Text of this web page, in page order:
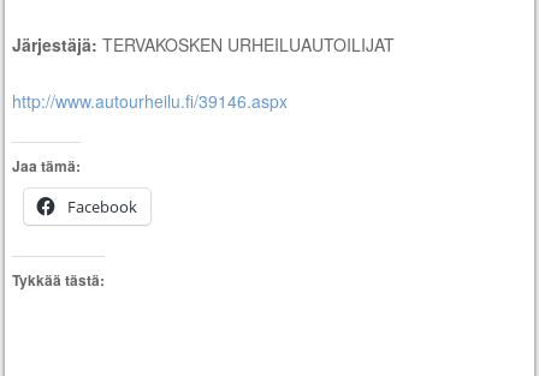
Järjestäjä:TERVAKOSKEN URHEILUAUTOILIJAT
http://www.autourheilu.fi/39146.aspx
Jaa tämä:
Facebook
Tykkää tästä: